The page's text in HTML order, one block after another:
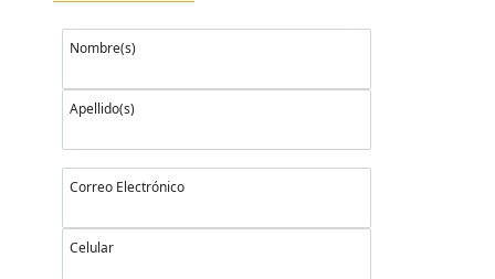
Nombre(s)
Apellido(s)
Correo Electrónico
Celular